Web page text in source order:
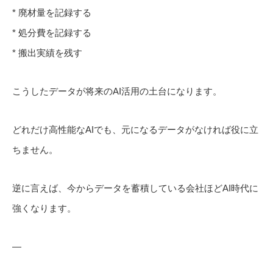
* 廃材量を記録する
* 処分費を記録する
* 搬出実績を残す
こうしたデータが将来のAI活用の土台になります。
どれだけ高性能なAIでも、元になるデータがなければ役に立
ちません。
逆に言えば、今からデータを蓄積している会社ほどAI時代に
強くなります。
—